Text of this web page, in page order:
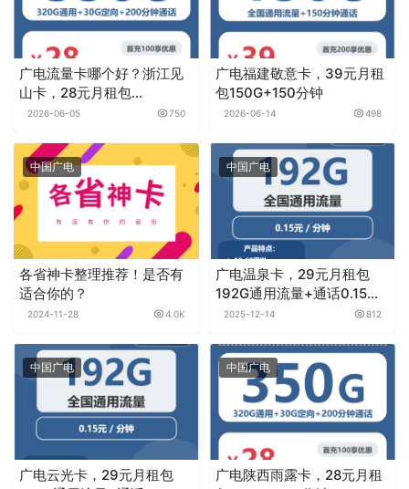
广电流量卡哪个好？浙江见
山卡，28元月租包
350G+200分钟
2026-06-05 750
广电福建敬意卡，39元月租
包150G+150分钟
2026-06-14 498
中国广电
各省神卡整理推荐！是否有
适合你的？
2024-11-28 4.0K
中国广电
广电温泉卡，29元月租包
192G通用流量+通话0.15元
月租/分钟
2025-12-14 812
中国广电
广电云光卡，29元月租包
中国广电
广电陕西雨露卡，28元月租